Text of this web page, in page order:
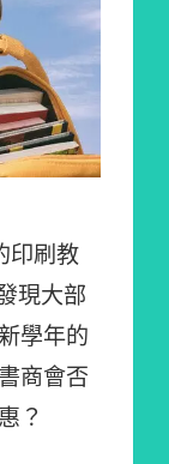
印刷教
現大部
學年的
商會否
？